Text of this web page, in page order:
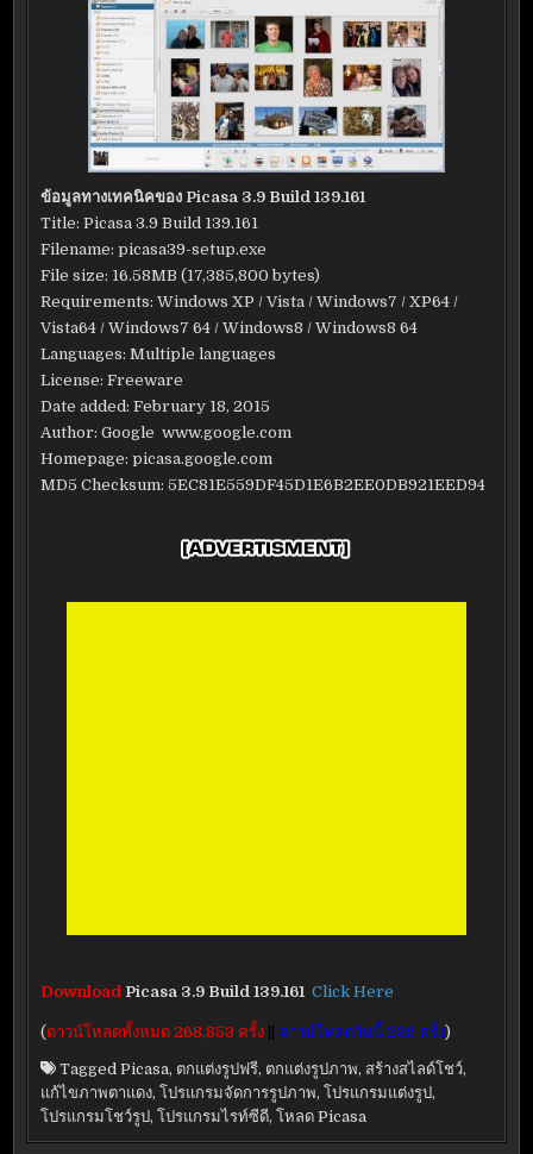
ข้อมูลทางเทคนิคของ Picasa 3.9 Build 139.161
Title: Picasa 3.9 Build 139.161
Filename: picasa39-setup.exe
File size: 16.58MB (17,385,800 bytes)
Requirements: Windows XP / Vista / Windows7 / XP64 /
Vista64 / Windows7 64 / Windows8 / Windows8 64
Languages: Multiple languages
License: Freeware
Date added: February 18, 2015
Author: Google www.google.com
Homepage: picasa.google.com
MD5 Checksum: 5EC81E559DF45D1E6B2EE0DB921EED94
Download Picasa 3.9 Build 139.161 Click Here
(ดาวน์โหลดทั้งหมด 268,853 ครั้ง || ดาวน์โหลดวันนี้ 239 ครั้ง)
TaggedPicasa, ตกแต่งรูปฟรี, ตกแต่งรูปภาพ, สร้างสไลด์โชว์‎,
แก้ไขภาพตาแดง,โปรแกรมจัดการรูปภาพ,โปรแกรมแต่งรูป,
โปรแกรมโชว์รูป,โปรแกรมไรท์ซีดี,โหลด Picasa